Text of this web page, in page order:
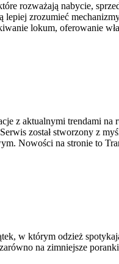
rozważają nabycie,
zrozumieć
lokum, oferowanie
z aktualnymi trendami
został stworzony z
Nowości na stronie to
w którym odzież
na zimniejsze